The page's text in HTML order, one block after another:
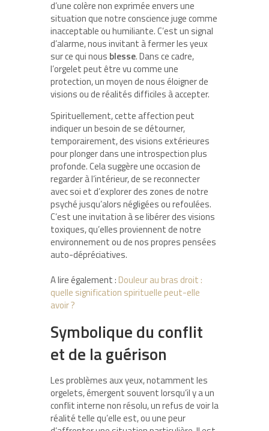
d’une colère non exprimée envers une
situation que notre conscience juge comme
inacceptable ou humiliante. C’est un signal
d’alarme, nous invitant à fermer les yeux
sur ce qui nous blesse. Dans ce cadre,
l’orgelet peut être vu comme une
protection, un moyen de nous éloigner de
visions ou de réalités difficiles à accepter.
Spirituellement, cette affection peut
indiquer un besoin de se détourner,
temporairement, des visions extérieures
pour plonger dans une introspection plus
profonde. Cela suggère une occasion de
regarder à l’intérieur, de se reconnecter
avec soi et d’explorer des zones de notre
psyché jusqu’alors négligées ou refoulées.
C’est une invitation à se libérer des visions
toxiques, qu’elles proviennent de notre
environnement ou de nos propres pensées
auto-dépréciatives.
A lire également : Douleur au bras droit :
quelle signification spirituelle peut-elle
avoir ?
Symbolique du conflit
et de la guérison
Les problèmes aux yeux, notamment les
orgelets, émergent souvent lorsqu’il y a un
conflit interne non résolu, un refus de voir la
réalité telle qu’elle est, ou une peur